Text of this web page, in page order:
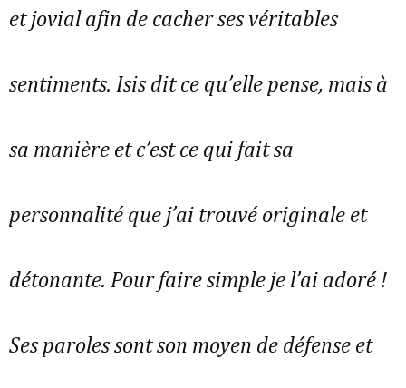
et jovial afin de cacher ses véritables
sentiments. Isis dit ce qu’elle pense, mais à
sa manière et c’est ce qui fait sa
personnalité que j’ai trouvé originale et
détonante. Pour faire simple je l’ai adoré !
Ses paroles sont son moyen de défense et